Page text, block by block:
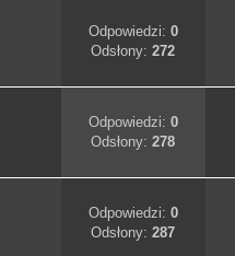
Odpowiedzi: 0
Odsłony:272
Odpowiedzi: 0
Odsłony:278
Odpowiedzi: 0
Odsłony:287